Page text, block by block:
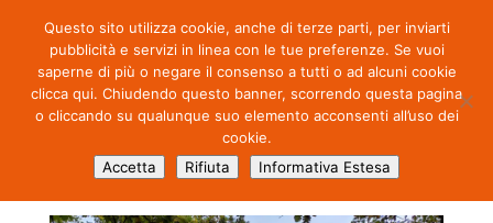
IMG_20171027_084330
Questo sito utilizza cookie, anche di terze parti, per inviarti
pubblicità e servizi in linea con le tue preferenze. Se vuoi
saperne di più o negare il consenso a tutti o ad alcuni cookie
clicca qui. Chiudendo questo banner, scorrendo questa pagina
o cliccando su qualunque suo elemento acconsenti all’uso dei
cookie.
Accetta
Rifiuta Informativa Estesa